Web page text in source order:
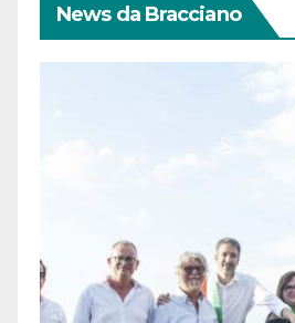
News da Bracciano